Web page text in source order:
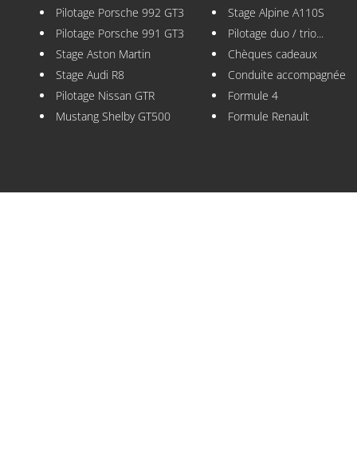
Pilotage Porsche 992 GT3
Pilotage Porsche 991 GT3
Stage Aston Martin
Stage Audi R8
Pilotage Nissan GTR
Mustang Shelby GT500
Stage Alpine A110S
Pilotage duo / trio...
Chèques cadeaux
Conduite accompagnée
Formule 4
Formule Renault